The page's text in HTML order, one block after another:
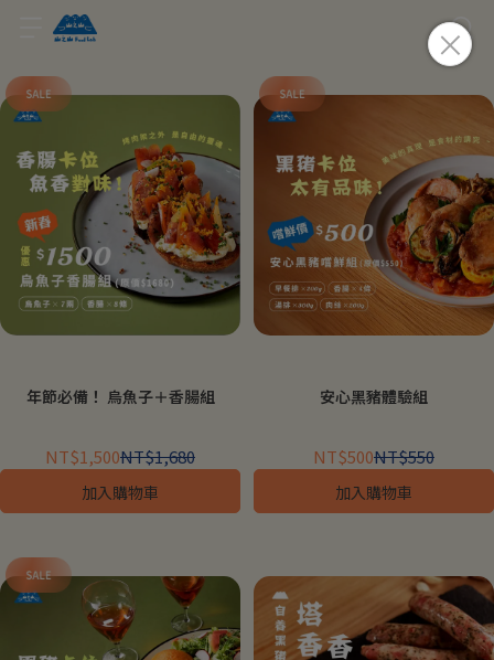
年節必備！ 烏魚子＋香腸組
NT$1,500NT$1,680
加入購物車
安心黑豬體驗組
NT$500NT$550
加入購物車